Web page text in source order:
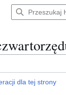
dla tej strony